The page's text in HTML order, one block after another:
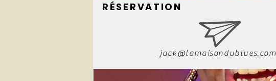
jack@lamaisondublues.com
RÉSERVATION